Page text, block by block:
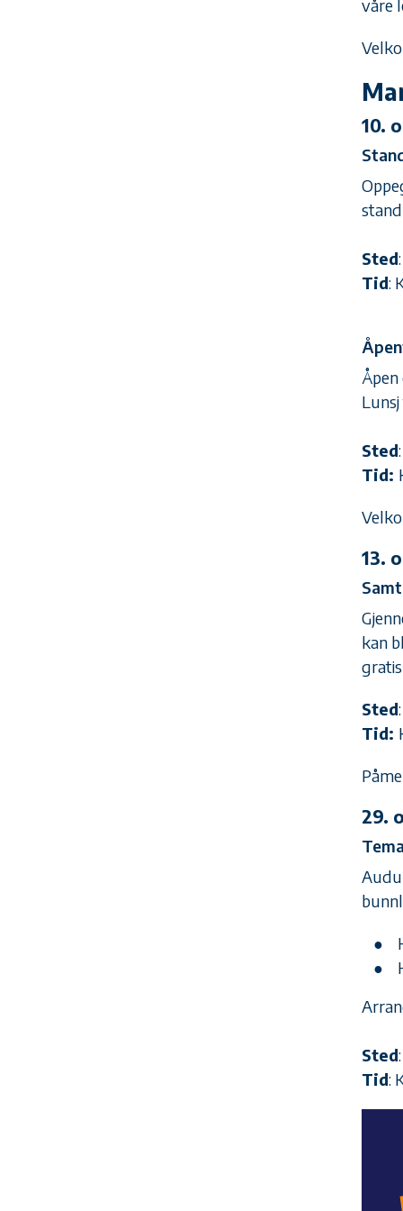
våre
10.
Sted
Tid:
Åpen
Lunsj
Sted
Tid:
13.
kan
Sted
Tid:
29.
Sted
Tid: